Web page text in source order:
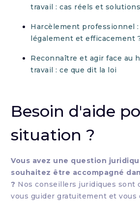
travail : cas réels et solutions
Harcèlement professionnel
légalement et efficacement
Reconnaître et agir face au
travail : ce que dit la loi
Besoin d'aide
situation ?
Vous avez une question
souhaitez être accompagné
? Nos conseillers juridiques sont
vous guider gratuitement et vous